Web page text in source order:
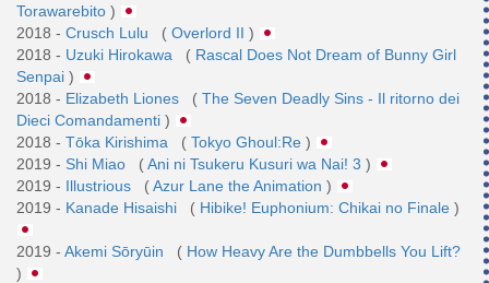
Torawarebito )
2018 - Crusch Lulu ( Overlord II )
2018 - Uzuki Hirokawa ( Rascal Does Not Dream of Bunny Girl
Senpai )
2018 - Elizabeth Liones ( The Seven Deadly Sins - Il ritorno dei
Dieci Comandamenti )
2018 - Tōka Kirishima ( Tokyo Ghoul:Re )
2019 - Shi Miao (Ani ni Tsukeru Kusuri wa Nai! 3 )
2019 - Illustrious (Azur Lane the Animation )
2019 - Kanade Hisaishi ( Hibike! Euphonium: Chikai no Finale )
2019 - Akemi Sōryūin ( How Heavy Are the Dumbbells You Lift?
)